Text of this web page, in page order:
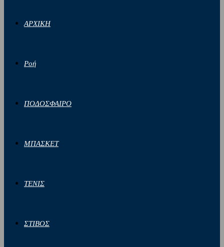
ΑΡΧΙΚΗ
Ροή
ΠΟΔΟΣΦΑΙΡΟ
ΜΠΑΣΚΕΤ
ΤΕΝΙΣ
ΣΤΙΒΟΣ